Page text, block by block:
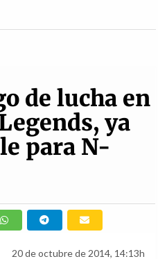
de lucha en
ya
para N-
20 de octubre de 2014, 14:13h